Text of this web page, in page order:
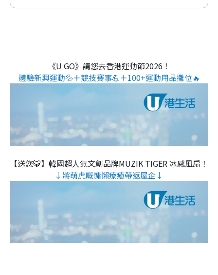
《U GO》請您去香港運動節2026！
體驗新興運動💦＋競技賽事💪＋100+運動用品攤位🔥
【送您🐯】韓國超人氣文創品牌MUZIK TIGER 冰感風扇！
↓將萌虎嘅慵懶療癒帶返屋企↓